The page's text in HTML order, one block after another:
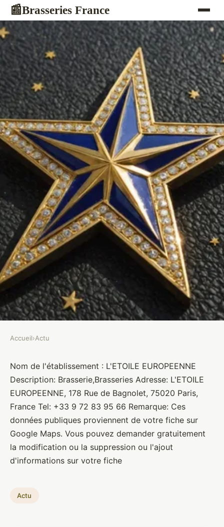
📰Brasseries France
L'ETOILE EUROPEENNE
Brasseurs•10 janvier 2022 •1 min de lecture
Accueil›Actu
Nom de l'établissement : L'ETOILE EUROPEENNE
Description: Brasserie,Brasseries Adresse: L'ETOILE
EUROPEENNE, 178 Rue de Bagnolet, 75020 Paris,
France Tel: +33 9 72 83 95 66 Remarque: Ces
données publiques proviennent de votre fiche sur
Google Maps. Vous pouvez demander gratuitement
la modification ou la suppression ou l'ajout
d'informations sur votre fiche
Actu